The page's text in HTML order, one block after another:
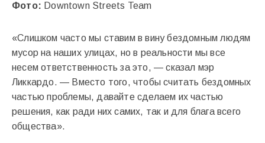
Фото: Downtown Streets Team
«Слишком часто мы ставим в вину бездомным людям
мусор на наших улицах, но в реальности мы все
несем ответственность за это, — сказал мэр
Ликкардо. — Вместо того, чтобы считать бездомных
частью проблемы, давайте сделаем их частью
решения, как ради них самих, так и для блага всего
общества».